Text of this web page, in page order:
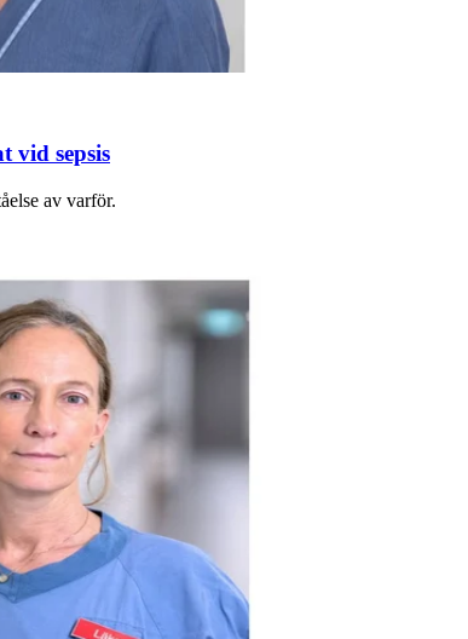
vid sepsis
av varför.